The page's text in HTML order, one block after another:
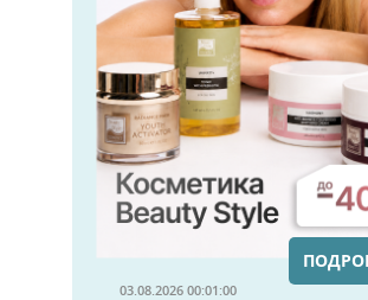
03.08.2026 00:01:00